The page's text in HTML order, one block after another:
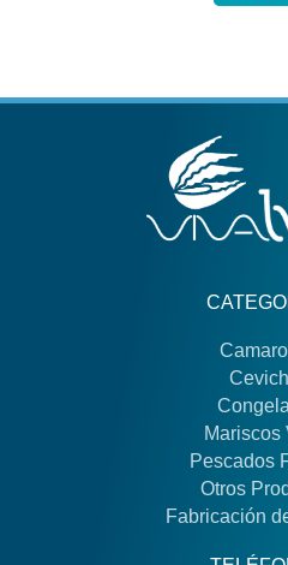
Mariscos
Pescados
Otros
Fabricación